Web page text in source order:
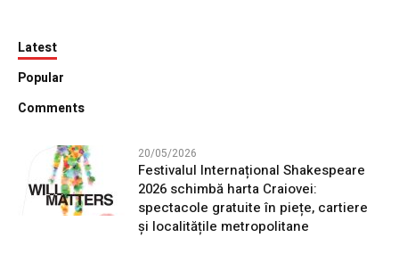
Latest
Popular
Comments
20/05/2026
Festivalul Internațional Shakespeare
2026 schimbă harta Craiovei:
spectacole gratuite în piețe, cartiere
și localitățile metropolitane